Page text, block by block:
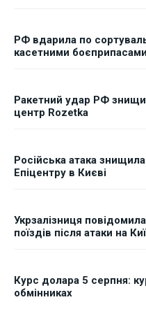
РФ вдарила по
касетними
Ракетний удар РФ
центр Rozetka
Російська атака
Епіцентру в Києві
Укрзалізниця
поїздів після атаки на
Курс долара 5 серпня:
обмінниках